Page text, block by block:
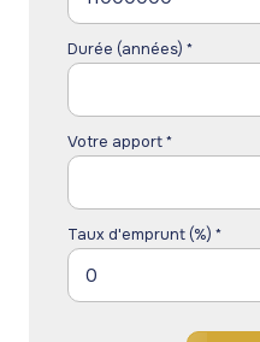
Durée (années) *
Votre apport *
Taux d'emprunt (%) *